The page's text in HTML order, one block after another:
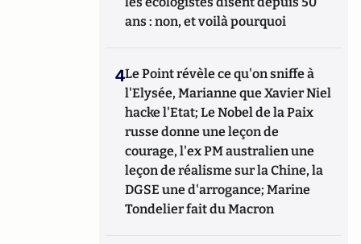
ans : non, et voilà pourquoi
4Le Point révèle ce qu'on sniffe à
l'Elysée, Marianne que Xavier Niel
hacke l'Etat; Le Nobel de la Paix
russe donne une leçon de
courage, l'ex PM australien une
leçon de réalisme sur la Chine, la
DGSE une d'arrogance; Marine
Tondelier fait du Macron